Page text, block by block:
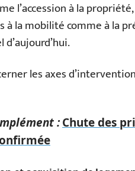
l’accession à la
à la mobilité comme à la
les axes
:Chute des